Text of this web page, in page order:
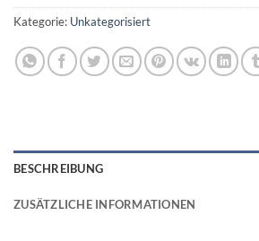
Kategorie: Unkategorisiert
BESCHREIBUNG
ZUSÄTZLICHE INFORMATIONEN